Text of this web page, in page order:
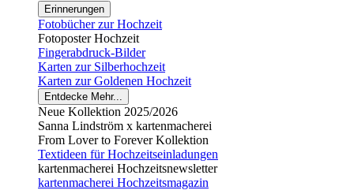
Erinnerungen
Fotobücher zur Hochzeit
Fotoposter Hochzeit
Fingerabdruck-Bilder
Karten zur Silberhochzeit
Karten zur Goldenen Hochzeit
Entdecke Mehr...
Neue Kollektion 2025/2026
Sanna Lindström x kartenmacherei
From Lover to Forever Kollektion
Textideen für Hochzeitseinladungen
kartenmacherei Hochzeitsnewsletter
kartenmacherei Hochzeitsmagazin